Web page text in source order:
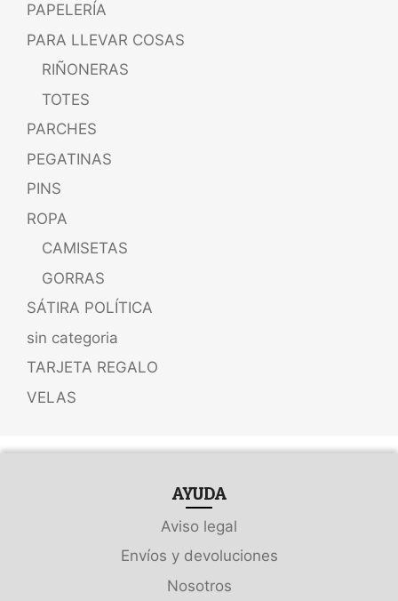
PAPELERÍA
PARA LLEVAR COSAS
RIÑONERAS
TOTES
PARCHES
PEGATINAS
PINS
ROPA
CAMISETAS
GORRAS
SÁTIRA POLÍTICA
sin categoria
TARJETA REGALO
VELAS
AYUDA
Aviso legal
Envíos y devoluciones
Nosotros